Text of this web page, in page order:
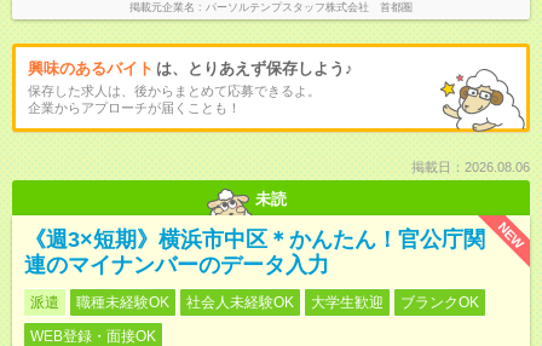
掲載元企業名 パーソルテンプスタッフ株式会社 首都圏
興味のあるバイト は、とりあえず保存しよう♪
保存した求人は、後からまとめて応募できるよ。
企業からアプローチが届くことも！
掲載日：2026.08.06
未読
NEW
《週3×短期》横浜市中区＊かんたん！官公庁関
連のマイナンバーのデータ入力
派遣 職種未経験OK 社会人未経験OK 大学生歓迎
ブランクOK
WEB登録・面接OK